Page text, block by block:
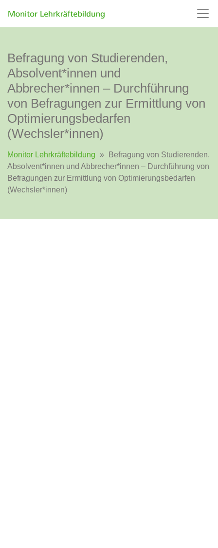
Befragung von Studierenden,
Absolvent*innen und
Abbrecher*innen – Durchführung
von Befragungen zur Ermittlung von
Optimierungsbedarfen
(Wechsler*innen)
Monitor Lehrkräftebildung »
Befragung von Studierenden,
Absolvent*innen und Abbrecher*innen – Durchführung von
Befragungen zur Ermittlung von Optimierungsbedarfen
(Wechsler*innen)